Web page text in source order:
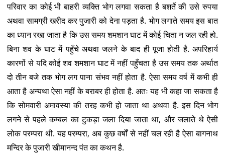
परिवार का कोई भी बाहरी व्यक्ति भोग लगवा सकता है बशर्ते की उसे रुपया
अथवा सामग्री खरीद कर पुजारी को देना पड़ता है. भोग लगाते समय इस बात
का ध्यान रखा जाता है कि उस समय शमशान घाट में कोई चिता न जल रही हो.
बिना शव के घाट में पहुँचे अथवा जलने के बाद ही पूजा होती है. अपरिहार्य
कारणों से यदि कोई शव शमशान घाट में नहीं पहुँचता है उस समय तक अर्थात
दो तीन बजे तक भोग लग पाना संभव नहीं होता है. ऐसा समय वर्ष में कभी ही
आता है अन्यथा ऐसा नहीं के बराबर ही होता है. अतः यह भी कहा जा सकता है
कि सोमवारी अमावस्या की तरह कभी हो जाता था अथवा है. इस दिन भोग
लगने से पहले कम्बल का टुकड़ा जला दिया जाता था, और जलाते थे ऐसी
लोक परम्परा थी. यह परम्परा, अब कुछ वर्षों से नहीं चल रही है ऐसा बागनाथ
मन्दिर के पुजारी खीमानन्द पंत का कथन है.